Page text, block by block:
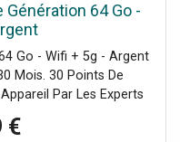
64 Go -
Go - Wifi + 5g - Argent
Mois. 30 Points De
Par Les Experts
€